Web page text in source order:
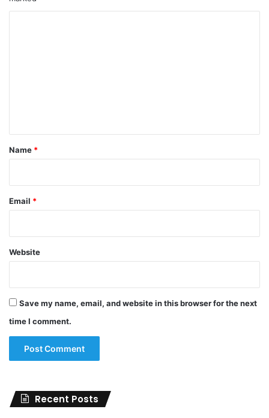
*
Name *
Email *
Website
Save my name, email, and website in this browser for the next
time I comment.
Recent Posts